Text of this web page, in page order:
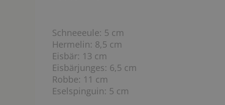
Schneeeule: 5 cm
Hermelin: 8,5 cm
Eisbär: 13 cm
Eisbärjunges: 6,5 cm
Robbe: 11 cm
Eselspinguin: 5 cm